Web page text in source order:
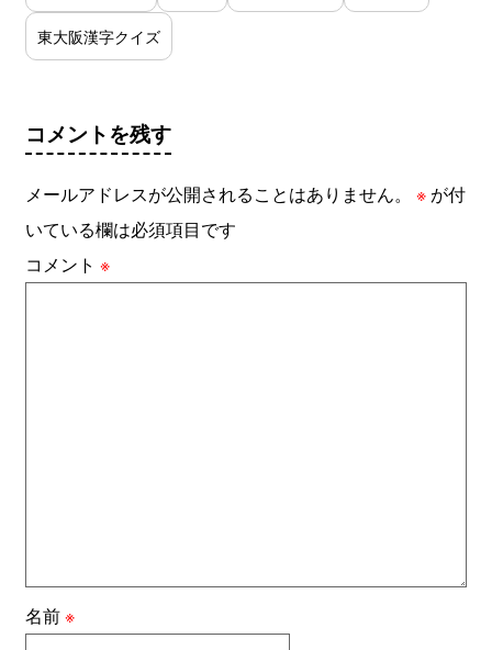
東大阪漢字クイズ
コメントを残す
メールアドレスが公開されることはありません。 ※ が付
いている欄は必須項目です
コメント※
名前※